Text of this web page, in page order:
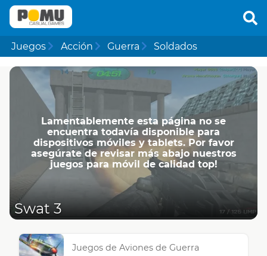
Juegos Acción Guerra Soldados
Lamentablemente esta página no se
encuentra todavía disponible para
dispositivos móviles y tablets. Por favor
asegúrate de revisar más abajo nuestros
juegos para móvil de calidad top!
Swat 3
Juegos de Aviones de Guerra